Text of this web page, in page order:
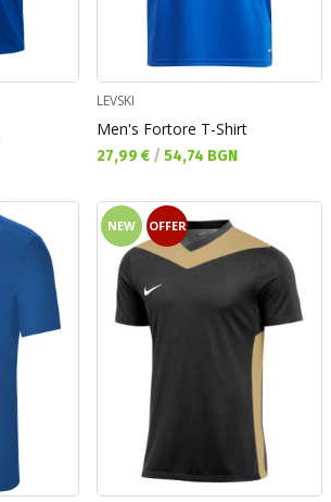
LEVSKI
Men's Fortore T-Shirt
Текуща цена:
27,99 € / 54,74 BGN
NEW OFFER